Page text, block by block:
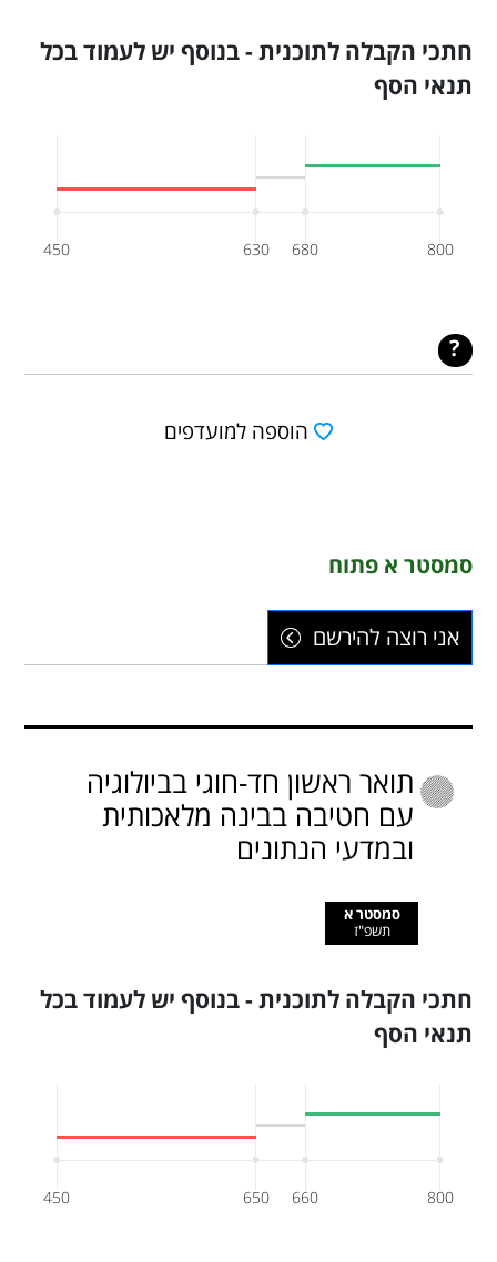
חתכי הקבלה לתוכנית - בנוסף יש לעמוד בכל
תנאי הסף
450 630 680 800
הוספה למועדפים
סמסטר א פתוח
אני רוצה להירשם
תואר ראשון חד-חוגי בביולוגיה
עם חטיבה בבינה מלאכותית
ובמדעי הנתונים
סמסטר א
תשפ"ז
חתכי הקבלה לתוכנית - בנוסף יש לעמוד בכל
תנאי הסף
450 650 660 800